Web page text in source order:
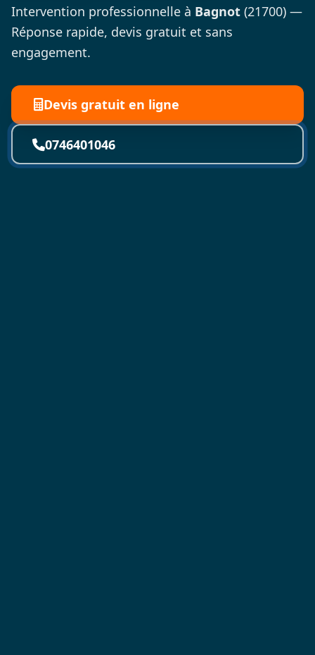
Intervention professionnelle à Bagnot (21700) —
Réponse rapide, devis gratuit et sans
engagement.
Devis gratuit en ligne
0746401046